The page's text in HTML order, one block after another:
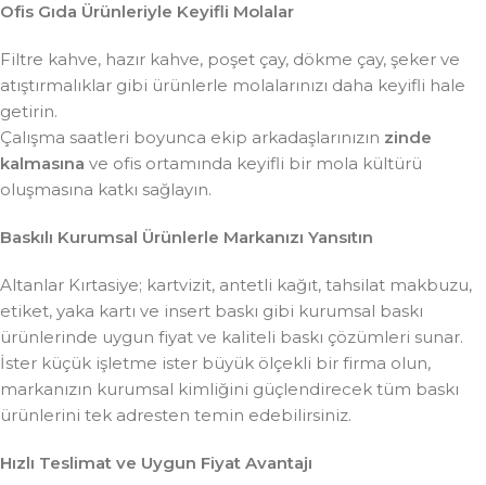
Ofis Gıda Ürünleriyle Keyifli Molalar
Filtre kahve, hazır kahve, poşet çay, dökme çay, şeker ve
atıştırmalıklar gibi ürünlerle molalarınızı daha keyifli hale
getirin.
Çalışma saatleri boyunca ekip arkadaşlarınızın zinde
kalmasına ve ofis ortamında keyifli bir mola kültürü
oluşmasına katkı sağlayın.
Baskılı Kurumsal Ürünlerle Markanızı Yansıtın
Altanlar Kırtasiye; kartvizit, antetli kağıt, tahsilat makbuzu,
etiket, yaka kartı ve insert baskı gibi kurumsal baskı
ürünlerinde uygun fiyat ve kaliteli baskı çözümleri sunar.
İster küçük işletme ister büyük ölçekli bir firma olun,
markanızın kurumsal kimliğini güçlendirecek tüm baskı
ürünlerini tek adresten temin edebilirsiniz.
Hızlı Teslimat ve Uygun Fiyat Avantajı